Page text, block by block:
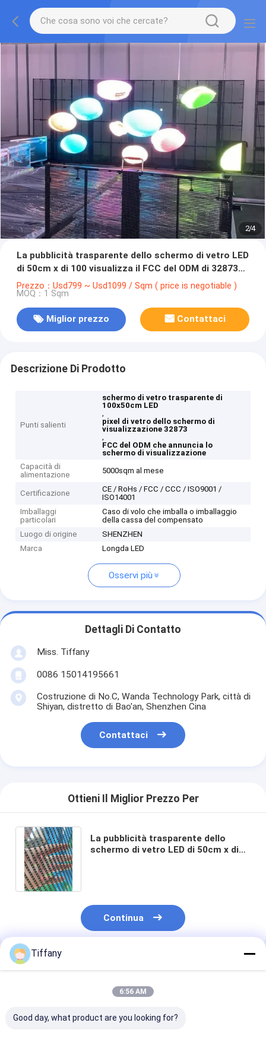
2/4
La pubblicità trasparente dello schermo di vetro LED
di 50cm x di 100 visualizza il FCC del ODM di 32873
pixel
Prezzo：Usd799 ~ Usd1099 / Sqm ( price is negotiable )
MOQ：1 Sqm
Miglior prezzo Contattaci
Descrizione Di Prodotto
Punti salienti
schermo di vetro trasparente di
100x50cm LED
,
pixel di vetro dello schermo di
visualizzazione 32873
,
FCC del ODM che annuncia lo
schermo di visualizzazione
Capacità di
alimentazione
5000sqm al mese
Certificazione
CE / RoHs / FCC / CCC / ISO9001 /
ISO14001
Imballaggi
particolari
Caso di volo che imballa o imballaggio
della cassa del compensato
Luogo di origine
SHENZHEN
Marca
Longda LED
Osservi più
Dettagli Di Contatto
Miss. Tiffany
0086 15014195661
Costruzione di No.C, Wanda Technology Park, città di
Shiyan, distretto di Bao'an, Shenzhen Cina
Contattaci
Ottieni Il Miglior Prezzo Per
La pubblicità trasparente dello
schermo di vetro LED di 50cm x di
Continua
Prodotti Raccomandati
Tiffany
6:56 AM
Good day, what product are you looking for?